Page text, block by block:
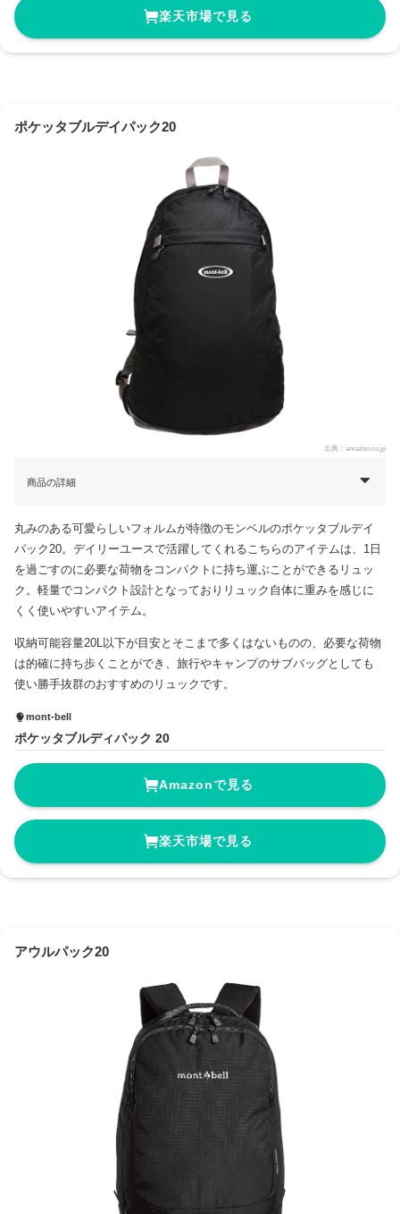
楽天市場で見る
ポケッタブルデイパック20
出典： amazon.co.jp
商品の詳細
丸みのある可愛らしいフォルムが特徴のモンベルのポケッタブルデイ
パック20。デイリーユースで活躍してくれるこちらのアイテムは、1日
を過ごすのに必要な荷物をコンパクトに持ち運ぶことができるリュッ
ク。軽量でコンパクト設計となっておりリュック自体に重みを感じに
くく使いやすいアイテム。
収納可能容量20L以下が目安とそこまで多くはないものの、必要な荷物
は的確に持ち歩くことができ、旅行やキャンプのサブバッグとしても
使い勝手抜群のおすすめのリュックです。
mont-bell
ポケッタブルディパック 20
Amazonで見る
楽天市場で見る
アウルパック20